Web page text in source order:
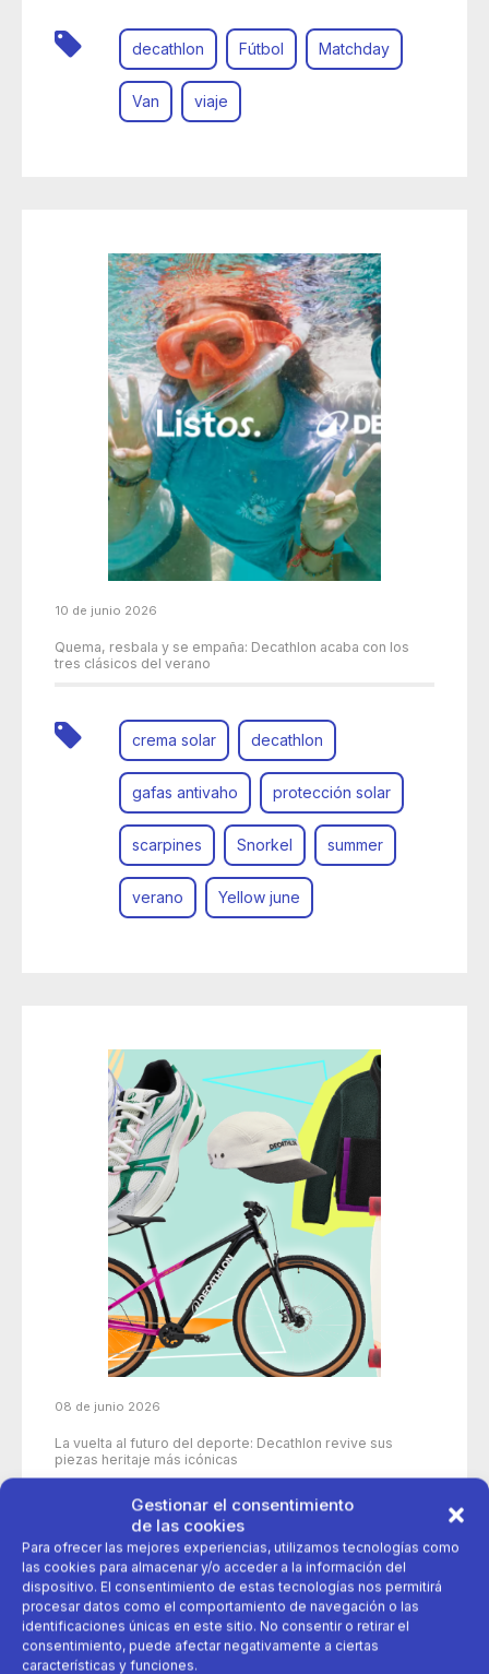
Gestionar el consentimiento
de las cookies
Para ofrecer las mejores experiencias, utilizamos tecnologías como
las cookies para almacenar y/o acceder a la información del
dispositivo. El consentimiento de estas tecnologías nos permitirá
procesar datos como el comportamiento de navegación o las
identificaciones únicas en este sitio. No consentir o retirar el
consentimiento, puede afectar negativamente a ciertas
características y funciones.
decathlon Fútbol Matchday
Van viaje
10 de junio 2026
Quema, resbala y se empaña: Decathlon acaba con los
tres clásicos del verano
crema solar decathlon
gafas antivaho protección solar
scarpines Snorkel summer
verano Yellow june
08 de junio 2026
La vuelta al futuro del deporte: Decathlon revive sus
piezas heritaje más icónicas
50 años aniversario
deporte Productos icónicos